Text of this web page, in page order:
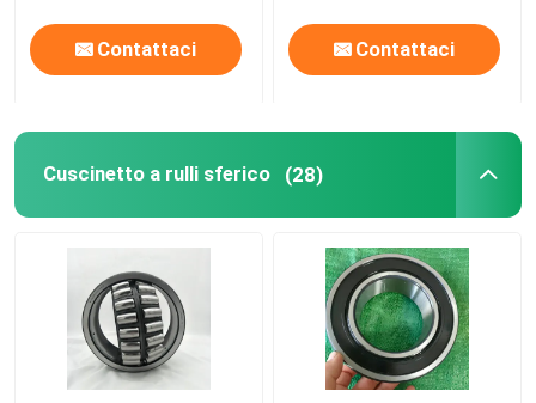
Cuscinetto a sfera di NSK
cuscinetti a rulli attraversati
Contattaci Contattaci
Cuscinetto a rulli sferico (28)